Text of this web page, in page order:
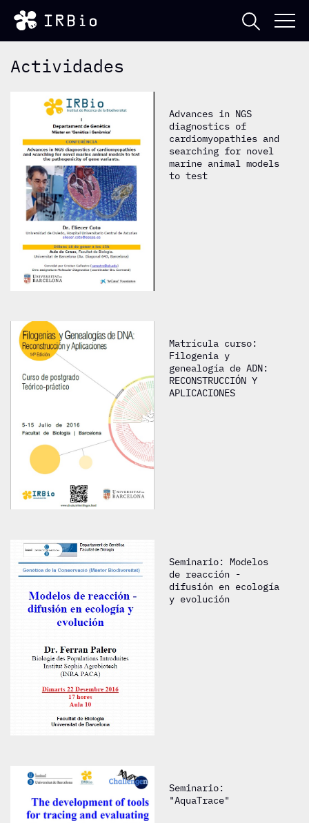
Actividades
Advances in NGS
diagnostics of
cardiomyopathies and
searching for novel
marine animal models
to test
Matrícula curso:
Filogenia y
genealogía de ADN:
RECONSTRUCCIÓN Y
APLICACIONES
Seminario: Modelos
de reacción -
difusión en ecología
y evolución
Seminario:
"AquaTrace"